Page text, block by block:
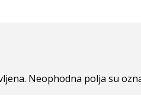
Neophodna polja su